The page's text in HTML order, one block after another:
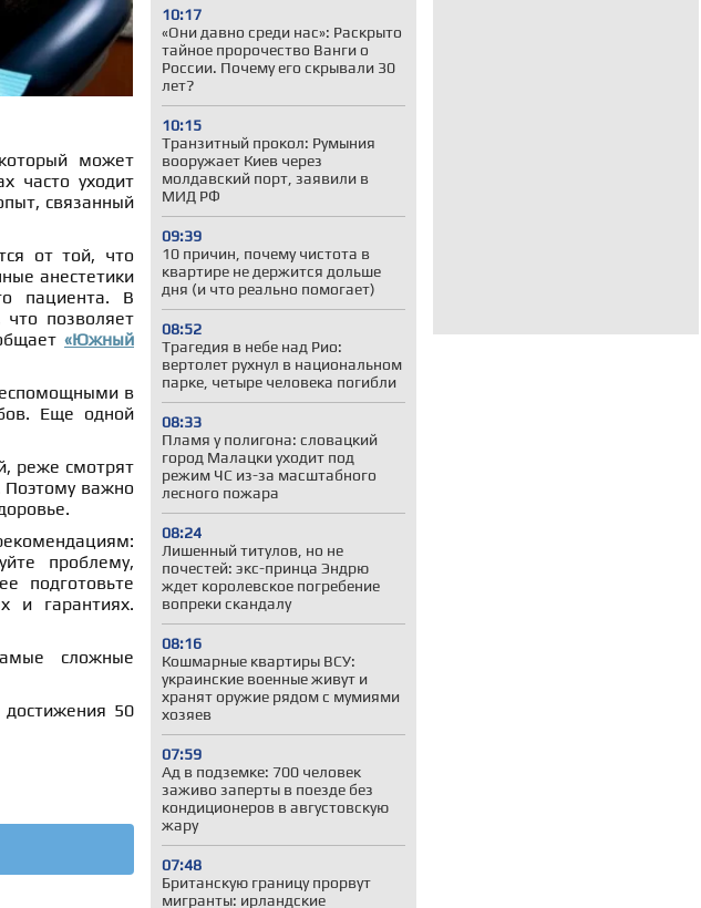
10:17
«Они давно среди нас»: Раскрыто
тайное пророчество Ванги о
России. Почему его скрывали 30
лет?
10:15
Транзитный прокол: Румыния
вооружает Киев через
молдавский порт, заявили в
МИД РФ
09:39
10 причин, почему чистота в
квартире не держится дольше
дня (и что реально помогает)
08:52
Трагедия в небе над Рио:
вертолет рухнул в национальном
парке, четыре человека погибли
08:33
Пламя у полигона: словацкий
город Малацки уходит под
режим ЧС из-за масштабного
лесного пожара
08:24
Лишенный титулов, но не
почестей: экс-принца Эндрю
ждет королевское погребение
вопреки скандалу
08:16
Кошмарные квартиры ВСУ:
украинские военные живут и
хранят оружие рядом с мумиями
хозяев
07:59
Ад в подземке: 700 человек
заживо заперты в поезде без
кондиционеров в августовскую
жару
07:48
Британскую границу прорвут
мигранты: ирландские
может
часто уходит
связанный
от той, что
анестетики
пациента. В
что позволяет
«Южный
в
Еще одной
реже смотрят
Поэтому важно
проблему,
подготовьте
и гарантиях.
сложные
50